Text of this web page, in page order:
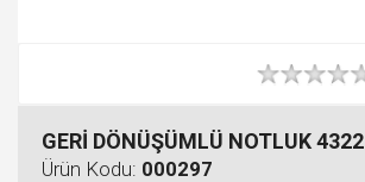
GERİ DÖNÜŞÜMLÜ NOTLUK 4322
Ürün Kodu: 000297